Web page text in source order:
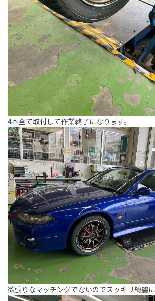
4本全て取付して作業終了になります。
欲張りなマッチングでないのでスッキリ綺麗